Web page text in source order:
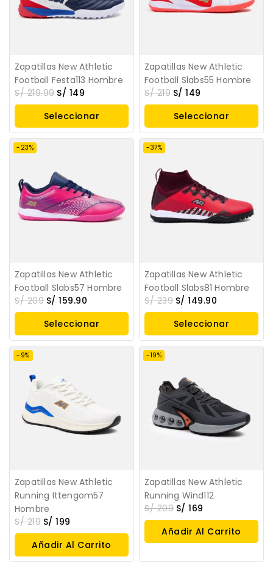
Zapatillas New Athletic
Football Festa113 Hombre
S/219.99 S/ 149
Seleccionar
Opciones
Zapatillas New Athletic
Football Slabs55 Hombre
S/219 S/ 149
Seleccionar
Opciones
-23%
Zapatillas New Athletic
Football Slabs57 Hombre
S/209 S/ 159.90
Seleccionar
Opciones
-37%
Zapatillas New Athletic
Football Slabs81 Hombre
S/239 S/ 149.90
Seleccionar
Opciones
-9%
Zapatillas New Athletic
Running Ittengom57
Hombre
S/219 S/ 199
Añadir Al Carrito
-19%
Zapatillas New Athletic
Running Wind112
S/209 S/ 169
Añadir Al Carrito